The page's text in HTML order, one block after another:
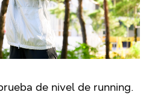
de nivel de running.